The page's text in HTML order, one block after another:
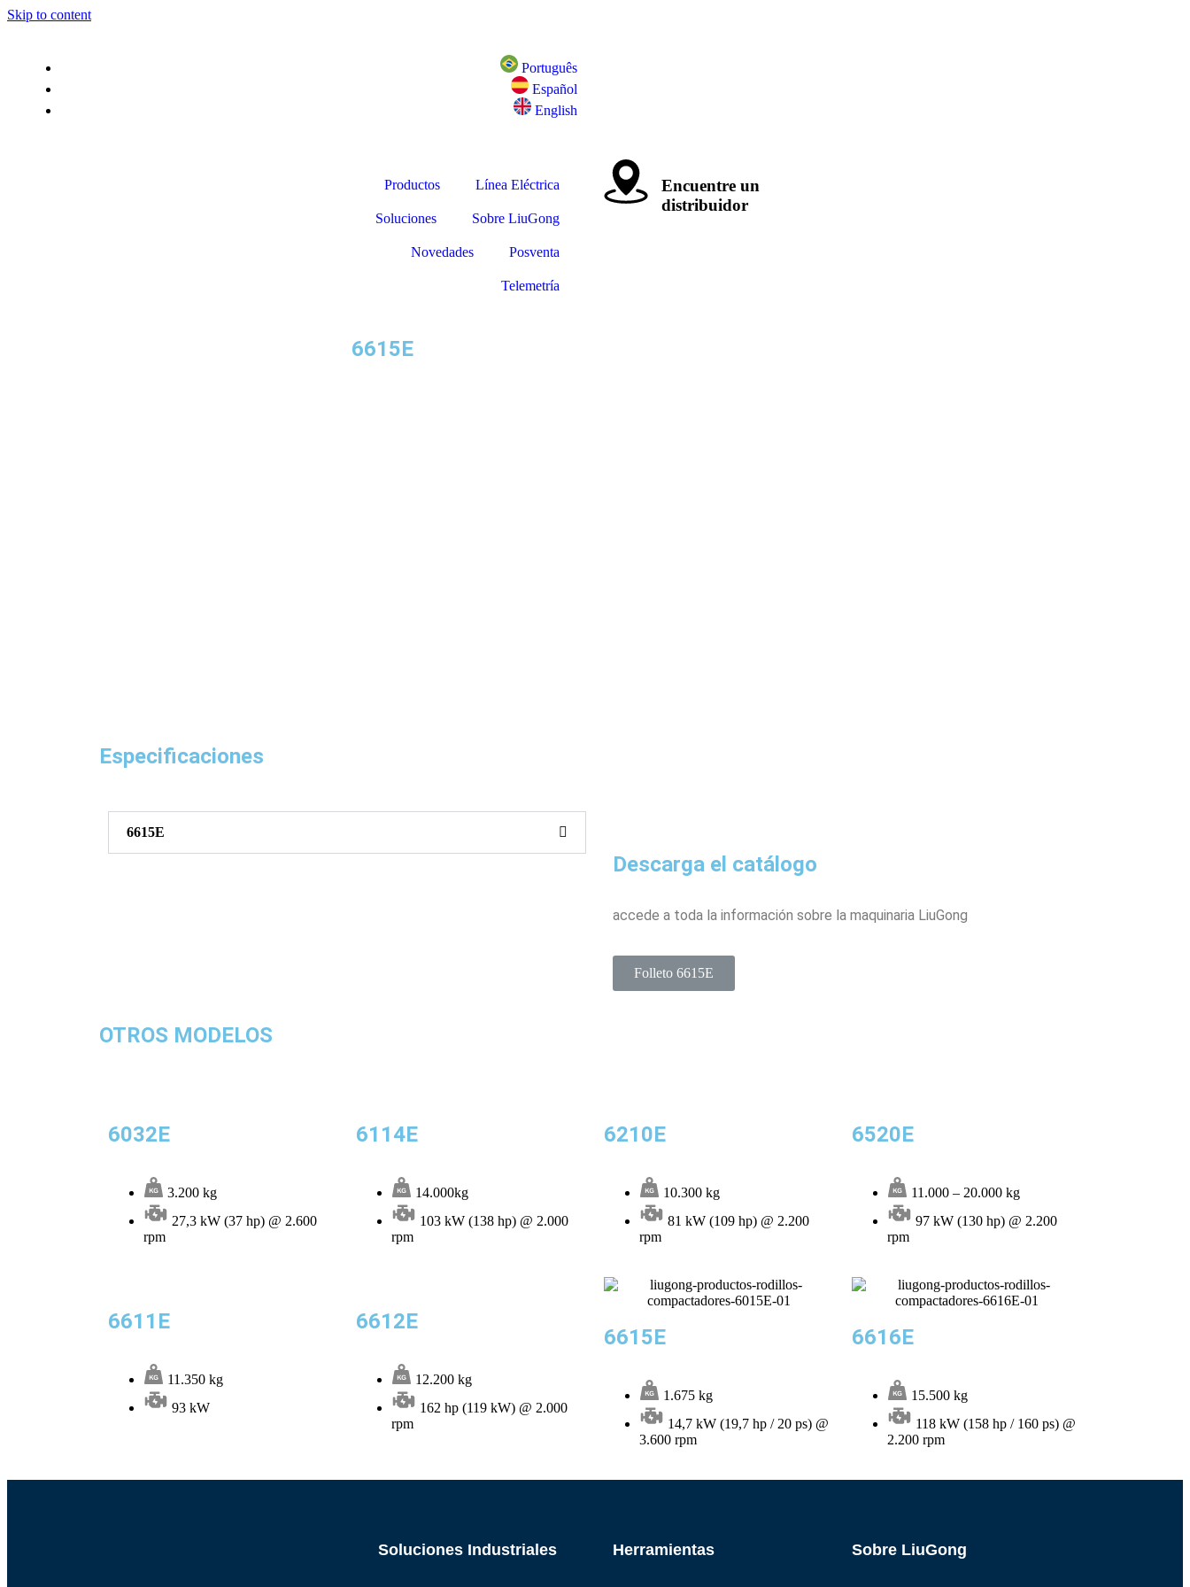
Skip to content
Português
Español
English
Productos Línea Eléctrica
Soluciones Sobre LiuGong
Novedades Posventa
Telemetría
Encuentre un
distribuidor
6615E
Especificaciones
6615E
Descarga el catálogo
accede a toda la información sobre la maquinaria LiuGong
Folleto 6615E
OTROS MODELOS
6032E
3.200 kg
27,3 kW (37 hp) @ 2.600
rpm
6114E
14.000kg
103 kW (138 hp) @ 2.000
rpm
6210E
10.300 kg
81 kW (109 hp) @ 2.200
rpm
6520E
11.000 – 20.000 kg
97 kW (130 hp) @ 2.200
rpm
6611E
11.350 kg
93 kW
6612E
12.200 kg
162 hp (119 kW) @ 2.000
rpm
6615E
1.675 kg
14,7 kW (19,7 hp / 20 ps) @
3.600 rpm
6616E
15.500 kg
118 kW (158 hp / 160 ps) @
2.200 rpm
Soluciones Industriales Herramientas Sobre LiuGong